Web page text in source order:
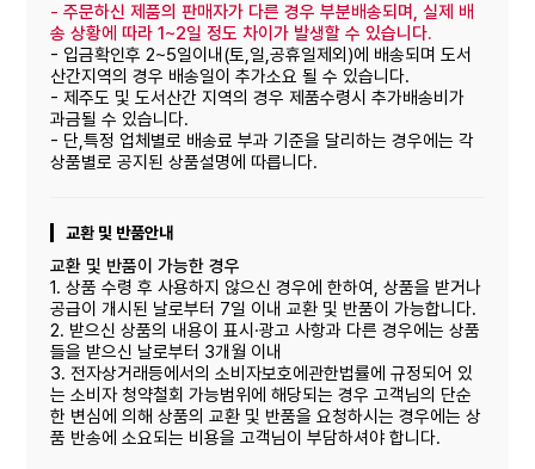
-주문하신 제품의 판매자가 다른 경우 부분배송되며, 실제 배
송 상황에 따라 1~2일 정도 차이가 발생할 수 있습니다.
- 입금확인후 2~5일이내(토,일,공휴일제외)에 배송되며 도서
산간지역의 경우 배송일이 추가소요 될 수 있습니다.
- 제주도 및 도서산간 지역의 경우 제품수령시 추가배송비가
과금될 수 있습니다.
- 단,특정 업체별로 배송료 부과 기준을 달리하는 경우에는 각
상품별로 공지된 상품설명에 따릅니다.
교환 및 반품안내
교환 및 반품이 가능한 경우
1. 상품 수령 후 사용하지 않으신 경우에 한하여, 상품을 받거나
공급이 개시된 날로부터 7일 이내 교환 및 반품이 가능합니다.
2. 받으신 상품의 내용이 표시·광고 사항과 다른 경우에는 상품
들을 받으신 날로부터 3개월 이내
3. 전자상거래등에서의 소비자보호에관한법률에 규정되어 있
는 소비자 청약철회 가능범위에 해당되는 경우 고객님의 단순
한 변심에 의해 상품의 교환 및 반품을 요청하시는 경우에는 상
품 반송에 소요되는 비용을 고객님이 부담하셔야 합니다.